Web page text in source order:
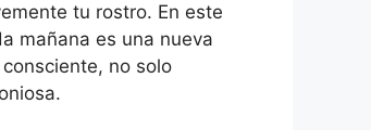
tu rostro. En este
mañana es una nueva
no solo